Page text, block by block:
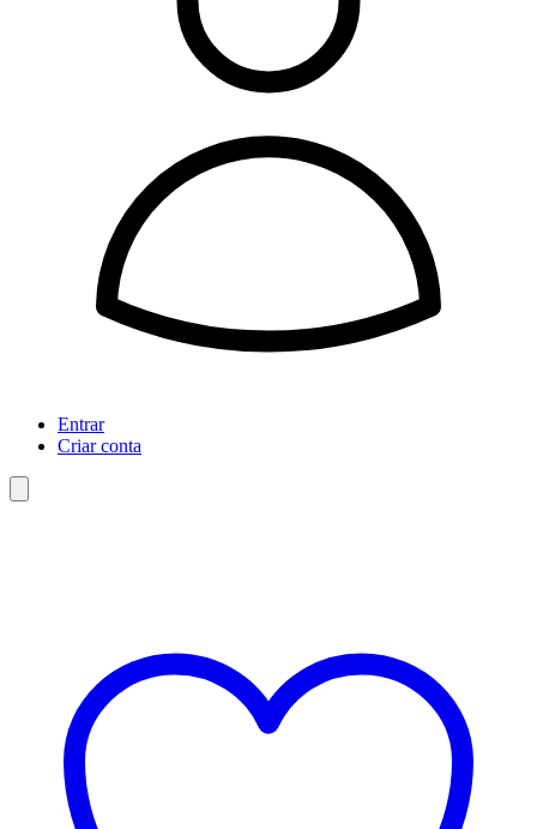
Entrar
Criar conta